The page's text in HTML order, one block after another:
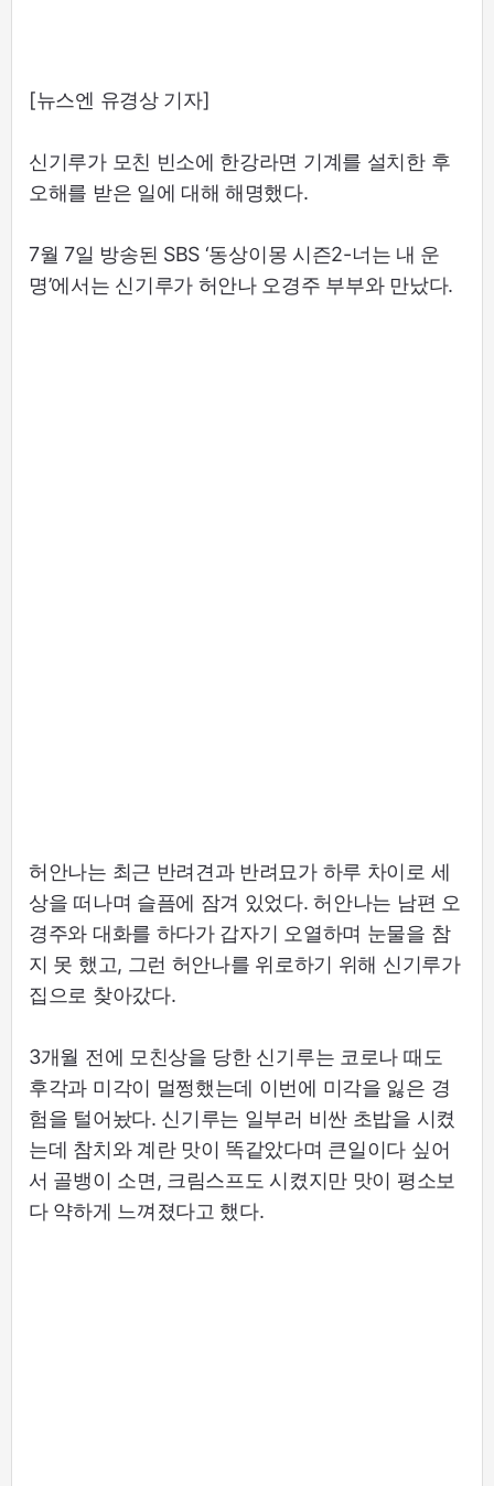
[뉴스엔 유경상 기자]
신기루가 모친 빈소에 한강라면 기계를 설치한 후
오해를 받은 일에 대해 해명했다.
7월 7일 방송된 SBS ‘동상이몽 시즌2-너는 내 운
명’에서는 신기루가 허안나 오경주 부부와 만났다.
허안나는 최근 반려견과 반려묘가 하루 차이로 세
상을 떠나며 슬픔에 잠겨 있었다. 허안나는 남편 오
경주와 대화를 하다가 갑자기 오열하며 눈물을 참
지 못 했고, 그런 허안나를 위로하기 위해 신기루가
집으로 찾아갔다.
3개월 전에 모친상을 당한 신기루는 코로나 때도
후각과 미각이 멀쩡했는데 이번에 미각을 잃은 경
험을 털어놨다. 신기루는 일부러 비싼 초밥을 시켰
는데 참치와 계란 맛이 똑같았다며 큰일이다 싶어
서 골뱅이 소면, 크림스프도 시켰지만 맛이 평소보
다 약하게 느껴졌다고 했다.